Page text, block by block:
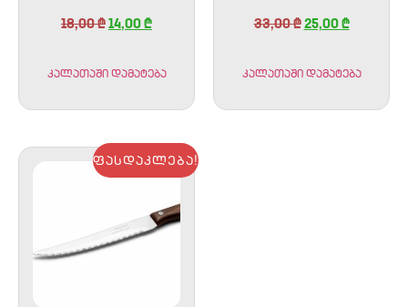
18,00₾14,00₾
კალათაში დამატება
33,00₾25,00₾
კალათაში დამატება
ფასდაკლება!